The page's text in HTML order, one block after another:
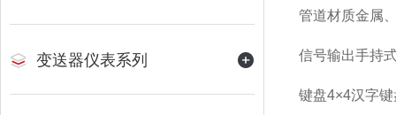
变送器仪表系列
管道材质金属
信号输出手持
键盘4×4汉字